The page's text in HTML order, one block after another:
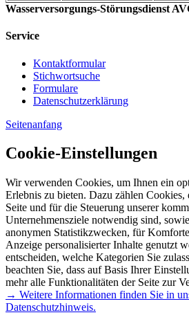
Wasserversorgungs-Störungsdienst
Service
Kontaktformular
Stichwortsuche
Formulare
Datenschutzerklärung
Seitenanfang
Cookie-Einstellungen
Wir verwenden Cookies, um Ihnen ein
Erlebnis zu bieten. Dazu zählen
Seite und für die Steuerung unserer
Unternehmensziele notwendig sind,
anonymen Statistikzwecken, für
Anzeige personalisierter Inhalte genutzt
entscheiden, welche Kategorien Sie
beachten Sie, dass auf Basis Ihrer
mehr alle Funktionalitäten der Seite zur
→ Weitere Informationen finden Sie in
Datenschutzhinweis.